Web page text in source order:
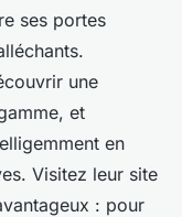
ses portes
une
et
en
Visitez leur site
: pour